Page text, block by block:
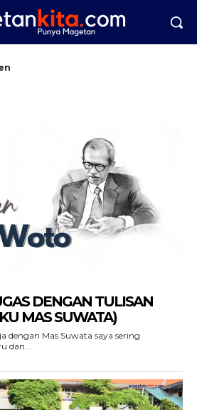
DENGAN TULISAN
MAS SUWATA)
dengan Mas Suwata saya sering
dan...